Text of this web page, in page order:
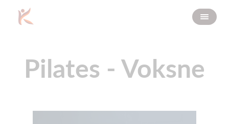
Pilates - Voksne